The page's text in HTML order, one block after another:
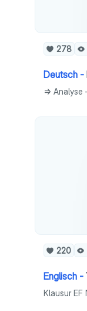
278
Deutsch -
=>
220
Englisch -
Klausur EF